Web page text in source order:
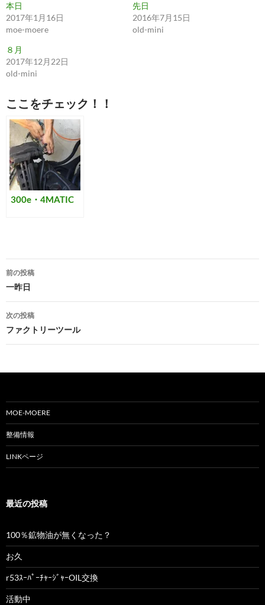
t
e
r
(
新
し
ィ
ン
ウ
で
開
き
ま
す
)
有
す
リ
く
だ
い
(
新
し
い
ウ
ィ
ン
ド
ウ
で
本日
2017年1月16日
moe-moere
先日
2016年7月15日
old-mini
８月
2017年12月22日
old-mini
ここをチェック！！
300e・4MATIC
投
稿
ナ
ビ
ゲ
ー
ョ
ン
前の投稿
一昨日
次の投稿
ファクトリーツール
MOE-MOERE
整備情報
LINKページ
最近の投稿
100％鉱物油が無くなった？
お久
r53ｽｰﾊﾟｰﾁｬｰｼﾞｬｰOIL交換
活動中